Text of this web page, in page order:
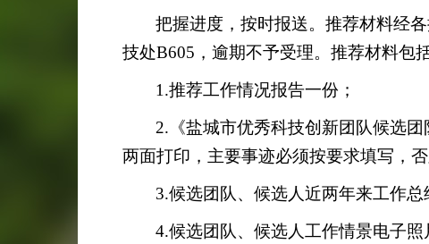
把握进度，按时报送。推荐材料经
技处B605 ，逾期不予受理。推荐材料包
1.推荐工作情况报告一份；
2. 《盐城市优秀科技创新团队候选
两面打印，主要事迹必须按要求填写，否
3.候选团队、候选人近两年来工作总
4.候选团队、候选人工作情景电子照